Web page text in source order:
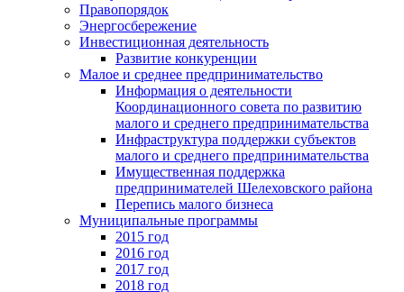
Правопорядок
Энергосбережение
Инвестиционная деятельность
Развитие конкуренции
Малое и среднее предпринимательство
Информация о деятельности
Координационного совета по развитию
малого и среднего предпринимательства
Инфраструктура поддержки субъектов
малого и среднего предпринимательства
Имущественная поддержка
предпринимателей Шелеховского района
Перепись малого бизнеса
Муниципальные программы
2015 год
2016 год
2017 год
2018 год